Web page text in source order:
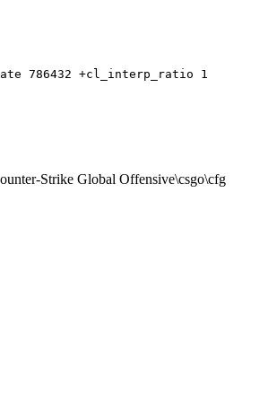
786432 +cl_interp_ratio 1
Strike Global Offensive\csgo\cfg